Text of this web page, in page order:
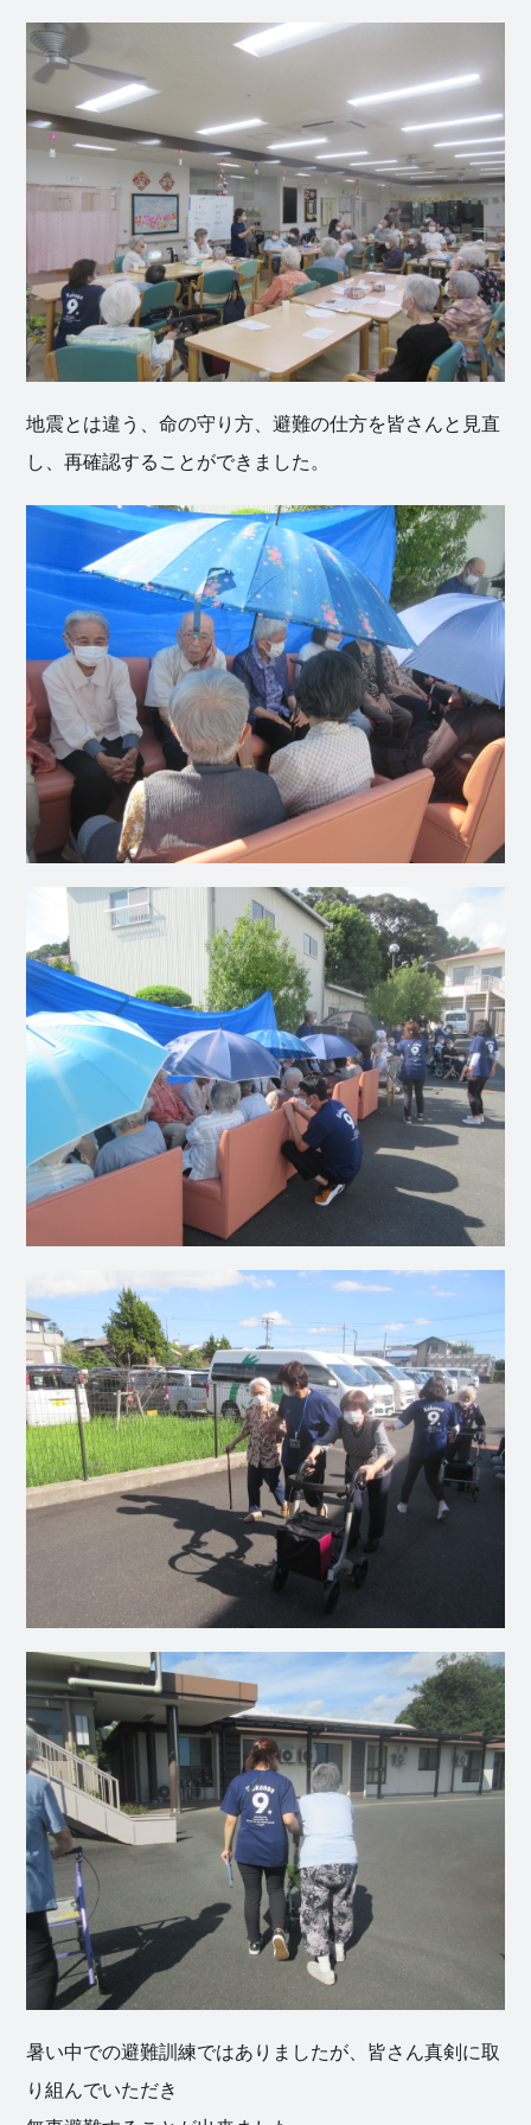
社会福祉
法人 慈悲
地震とは違う、命の守り方、避難の仕方を皆さんと見直
し、再確認することができました。
暑い中での避難訓練ではありましたが、皆さん真剣に取
り組んでいただき